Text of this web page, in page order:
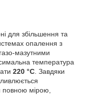
для збільшення та
опалення з
мазутними
температура
220 °C. Завдяки
повною мірою,